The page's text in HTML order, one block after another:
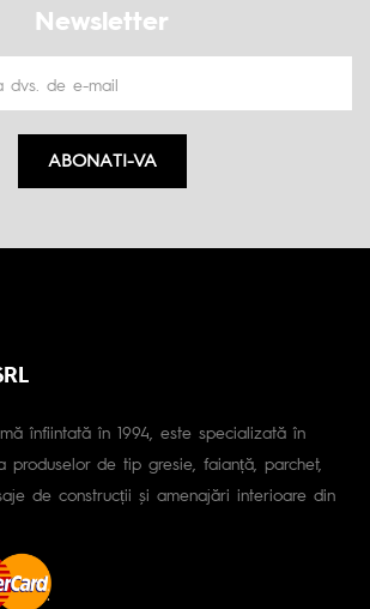
Newsletter
ABONATI-VA
înfiintată în 1994, este specializată în
produselor de tip gresie, faianță, parchet,
de construcții și amenajări interioare din